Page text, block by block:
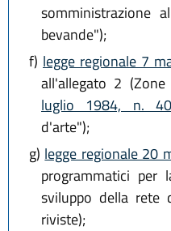
somministrazione
bevande");
f) legge regionale 7
all'allegato 2
luglio 1984, n. 40
d'arte");
g) legge regionale 20
programmatici per
sviluppo della rete
riviste);